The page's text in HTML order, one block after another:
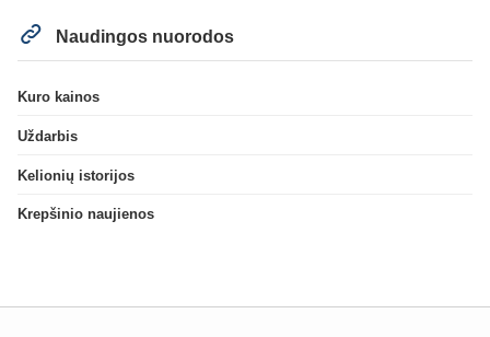
Naudingos nuorodos
Kuro kainos
Uždarbis
Kelionių istorijos
Krepšinio naujienos